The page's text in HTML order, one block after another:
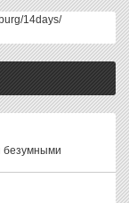
14days/
безумными